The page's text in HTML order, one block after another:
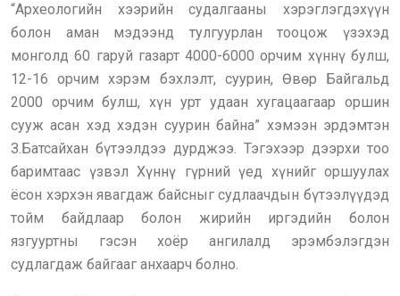
“Археологийн хээрийн судалгааны хэрэглэгдэхүүн
болон аман мэдээнд тулгуурлан тооцож үзэхэд
монголд 60 гаруй газарт 4000-6000 орчим хүннү булш,
12-16 орчим хэрэм бэхлэлт, суурин, Өвөр Байгальд
2000 орчим булш, хүн урт удаан хугацаагаар оршин
сууж асан хэд хэдэн суурин байна” хэмээн эрдэмтэн
З.Батсайхан бүтээлдээ дурджээ. Тэгэхээр дээрхи тоо
баримтаас үзвэл Хүннү гүрний үед хүнийг оршуулах
ёсон хэрхэн явагдаж байсныг судлаачдын бүтээлүүдэд
тойм байдлаар болон жирийн иргэдийн болон
язгууртны гэсэн хоёр ангилалд эрэмбэлэгдэн
судлагдаж байгааг анхаарч болно.